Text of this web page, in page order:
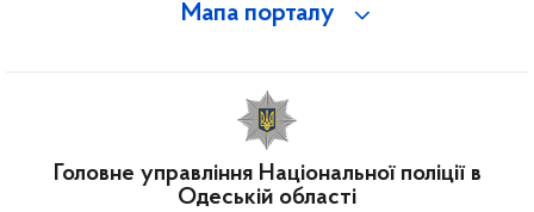
Мапа порталу
Головне управління Національної поліції в
Одеській області